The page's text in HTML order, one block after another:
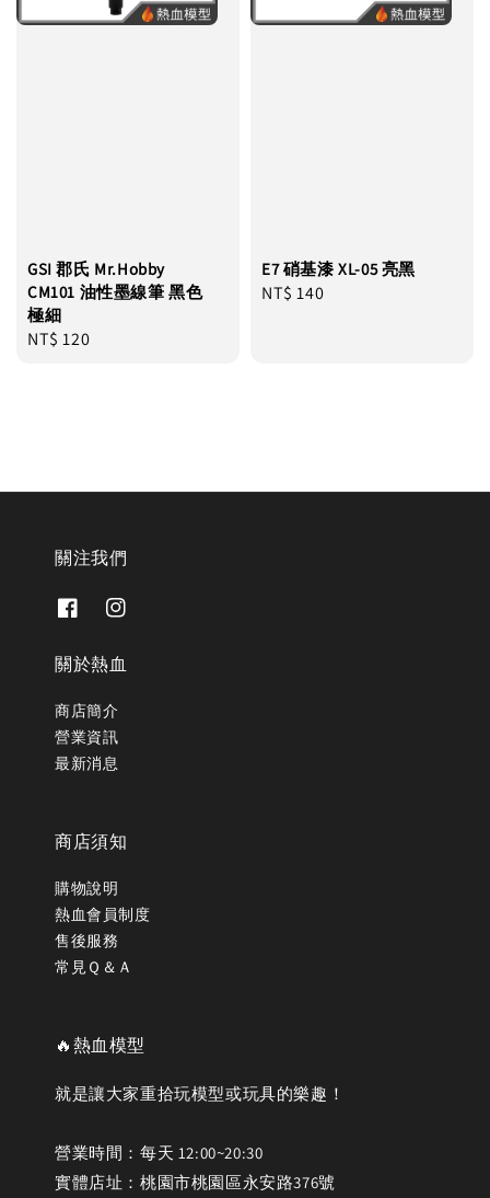
GSI 郡氏 Mr.Hobby
CM101 油性墨線筆 黑色
極細
Regular
NT$ 120
E7 硝基漆 XL-05 亮黑
Regular
NT$ 140
關注我們
關於熱血
商店簡介
營業資訊
最新消息
商店須知
購物說明
熱血會員制度
售後服務
常見Ｑ＆Ａ
🔥熱血模型
就是讓大家重拾玩模型或玩具的樂趣！
營業時間：每天 12:00~20:30
實體店址：桃園市桃園區永安路376號